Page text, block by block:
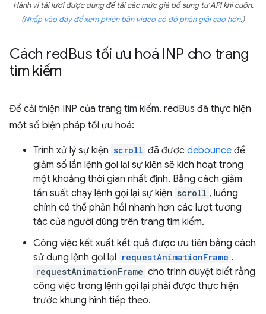
Hành vi tải lười được dùng để tải các mức giá bổ sung từ API khi cuộn.
(Nhấp vào đây để xem phiên bản video có độ phân giải cao hơn.)
Cách redBus tối ưu hoá INP cho trang
tìm kiếm
Để cải thiện INP của trang tìm kiếm, redBus đã thực hiện
một số biện pháp tối ưu hoá:
Trình xử lý sự kiện scroll đã được debounce để
giảm số lần lệnh gọi lại sự kiện sẽ kích hoạt trong
một khoảng thời gian nhất định. Bằng cách giảm
tần suất chạy lệnh gọi lại sự kiện scroll , luồng
chính có thể phản hồi nhanh hơn các lượt tương
tác của người dùng trên trang tìm kiếm.
Công việc kết xuất kết quả được ưu tiên bằng cách
sử dụng lệnh gọi lại requestAnimationFrame .
requestAnimationFrame cho trình duyệt biết rằng
công việc trong lệnh gọi lại phải được thực hiện
trước khung hình tiếp theo.